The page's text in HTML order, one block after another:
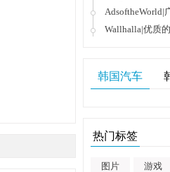
AdsoftheWorld|
Wallhalla|优质
韩国汽车
热门标签
图片 游戏